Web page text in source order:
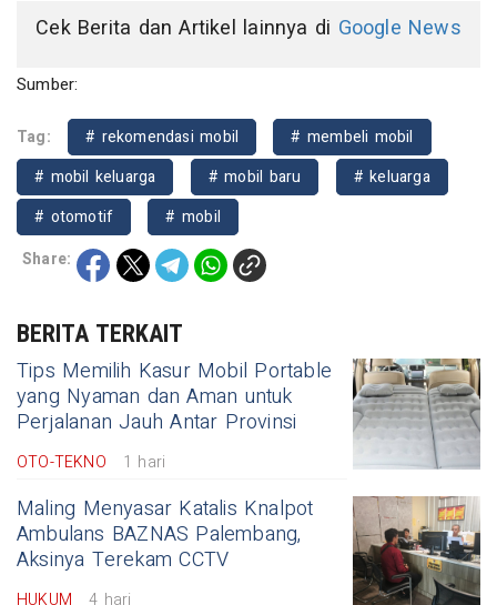
Cek Berita dan Artikel lainnya di Google News
Sumber:
Tag: # rekomendasi mobil
# membeli mobil
# mobil keluarga
# mobil baru
# keluarga
# otomotif
# mobil
Share:
BERITA TERKAIT
Tips Memilih Kasur Mobil Portable
yang Nyaman dan Aman untuk
Perjalanan Jauh Antar Provinsi
OTO-TEKNO 1 hari
Maling Menyasar Katalis Knalpot
Ambulans BAZNAS Palembang,
Aksinya Terekam CCTV